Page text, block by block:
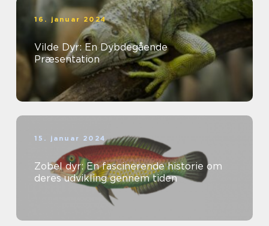
16. januar 2024
Vilde Dyr: En Dybdegående
Præsentation
15. januar 2024
Zobel dyr: En fascinerende historie om
deres udvikling gennem tiden